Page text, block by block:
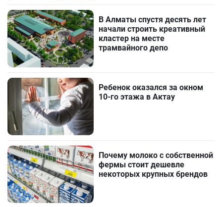
В Алматы спустя десять лет
начали строить креативный
кластер на месте
трамвайного депо
Ребенок оказался за окном
10-го этажа в Актау
Почему молоко с собственной
фермы стоит дешевле
некоторых крупных брендов